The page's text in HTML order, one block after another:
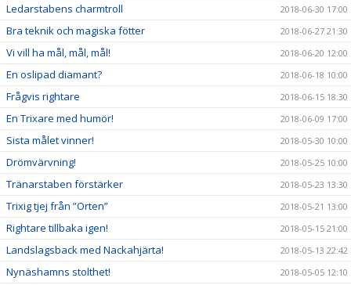
Ledarstabens charmtroll 2018-06-30 17:00
Bra teknik och magiska fötter 2018-06-27 21:30
Vi vill ha mål, mål, mål! 2018-06-20 12:00
En oslipad diamant? 2018-06-18 10:00
Frågvis rightare 2018-06-15 18:30
En Trixare med humör! 2018-06-09 17:00
Sista målet vinner! 2018-05-30 10:00
Drömvärvning! 2018-05-25 10:00
Tränarstaben förstärker 2018-05-23 13:30
Trixig tjej från ”Orten” 2018-05-21 13:00
Rightare tillbaka igen! 2018-05-15 21:00
Landslagsback med Nackahjärta! 2018-05-13 22:42
Nynäshamns stolthet! 2018-05-05 12:10